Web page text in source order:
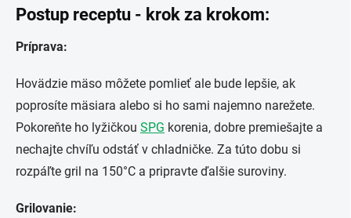
Postup receptu - krok za krokom:
Príprava:
Hovädzie mäso môžete pomlieť ale bude lepšie, ak
poprosíte mäsiara alebo si ho sami najemno narežete.
Pokoreňte ho lyžičkou SPG korenia, dobre premiešajte a
nechajte chvíľu odstáť v chladničke. Za túto dobu si
rozpáľte gril na 150°C a pripravte ďalšie suroviny.
Grilovanie: